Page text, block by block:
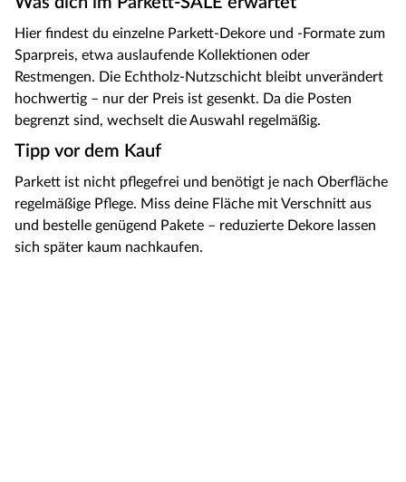
Hier findest du einzelne Parkett-Dekore und -Formate zum
Sparpreis, etwa auslaufende Kollektionen oder
Restmengen. Die Echtholz-Nutzschicht bleibt unverändert
hochwertig – nur der Preis ist gesenkt. Da die Posten
begrenzt sind, wechselt die Auswahl regelmäßig.
Tipp vor dem Kauf
Parkett ist nicht pflegefrei und benötigt je nach Oberfläche
regelmäßige Pflege. Miss deine Fläche mit Verschnitt aus
und bestelle genügend Pakete – reduzierte Dekore lassen
sich später kaum nachkaufen.